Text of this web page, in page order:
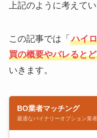
上記のように考えて
この記事では「 ハイ
買の概要やバレると
いきます。
BO業者マッチング
最適なバイナリーオプション業